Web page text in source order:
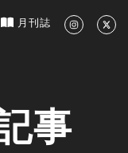
れたライフスタイル
月刊誌
事